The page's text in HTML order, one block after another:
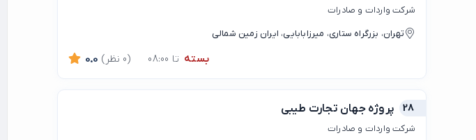
شرکت واردات و صادرات
تهران، بزرگراه ستاری، میرزابابایی، ایران زمین شمالی
بسته تا 08:00 0.0 (0 نظر)
28 پروژه جهان تجارت طيبى
شرکت واردات و صادرات